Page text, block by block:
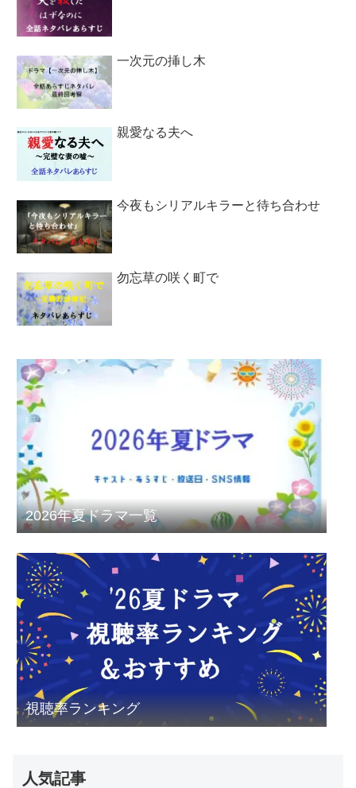
一次元の挿し木
親愛なる夫へ
今夜もシリアルキラーと待ち合わせ
勿忘草の咲く町で
2026年夏ドラマ一覧
視聴率ランキング
人気記事